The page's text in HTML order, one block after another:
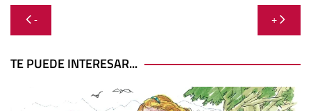
Navegación
de
entradas
- +
TE PUEDE INTERESAR...